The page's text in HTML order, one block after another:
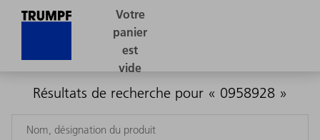
Résultats de recherche pour « 0958928 »